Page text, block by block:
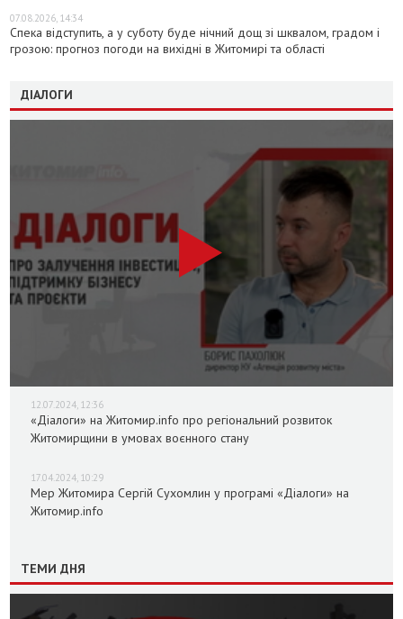
07.08.2026, 14:34
Спека відступить, а у суботу буде нічний дощ зі шквалом, градом і
грозою: прогноз погоди на вихідні в Житомирі та області
ДІАЛОГИ
12.07.2024, 12:36
«Діалоги» на Житомир.info про регіональний розвиток
Житомирщини в умовах воєнного стану
17.04.2024, 10:29
Мер Житомира Сергій Сухомлин у програмі «Діалоги» на
Житомир.info
ТЕМИ ДНЯ